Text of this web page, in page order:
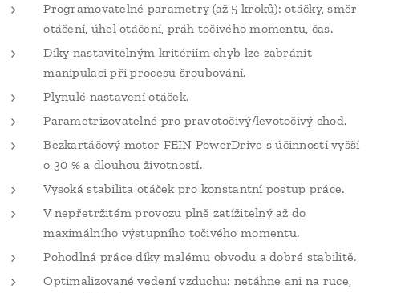
Programovatelné parametry (až 5 kroků): otáčky, směr
otáčení, úhel otáčení, práh točivého momentu, čas.
Díky nastavitelným kritériím chyb lze zabránit
manipulaci při procesu šroubování.
Plynulé nastavení otáček.
Parametrizovatelné pro pravotočivý/levotočivý chod.
Bezkartáčový motor FEIN PowerDrive s účinností vyšší
o 30 % a dlouhou životností.
Vysoká stabilita otáček pro konstantní postup práce.
V nepřetržitém provozu plně zatížitelný až do
maximálního výstupního točivého momentu.
Pohodlná práce díky malému obvodu a dobré stabilitě.
Optimalizované vedení vzduchu: netáhne ani na ruce,